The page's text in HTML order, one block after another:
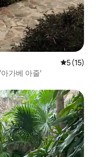
평점 5점
5 (15)
가베 아줄'